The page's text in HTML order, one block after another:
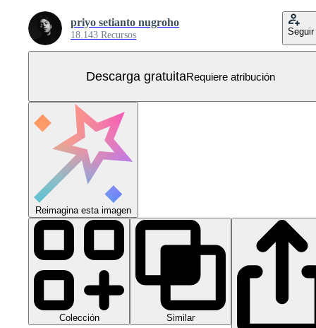
priyo setianto nugroho
18.143 Recursos Seguir
Descarga gratuitaRequiere atribución
Reimagina esta imagen
Colección Similar